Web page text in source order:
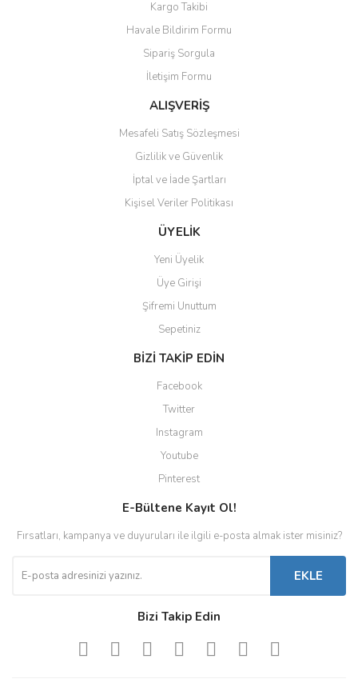
Ürün resmi kalitesiz, bozuk veya görüntülenemiyor.
Ürün açıklamasında eksik bilgiler bulunuyor.
Ürün bilgilerinde hatalar bulunuyor.
Ürün fiyatı diğer sitelerden daha pahalı.
Bu ürüne benzer farklı alternatifler olmalı.
Gönder
Kargo Takibi
Havale Bildirim Formu
Sipariş Sorgula
İletişim Formu
ALIŞVERİŞ
Mesafeli Satış Sözleşmesi
Gizlilik ve Güvenlik
İptal ve İade Şartları
Kişisel Veriler Politikası
ÜYELİK
Yeni Üyelik
Üye Girişi
Şifremi Unuttum
Sepetiniz
BİZİ TAKİP EDİN
Facebook
Twitter
Instagram
Youtube
Pinterest
E-Bültene Kayıt Ol!
Fırsatları, kampanya ve duyuruları ile ilgili e-posta almak ister misiniz?
EKLE
Bizi Takip Edin